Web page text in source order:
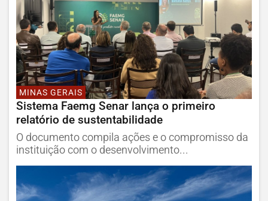
MINAS GERAIS
Sistema Faemg Senar lança o primeiro
relatório de sustentabilidade
O documento compila ações e o compromisso da
instituição com o desenvolvimento...